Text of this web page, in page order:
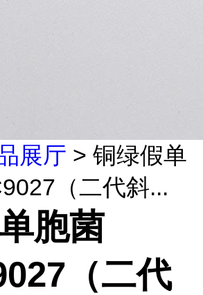
展厅 > 铜绿假单
（二代斜...
胞菌
（二代